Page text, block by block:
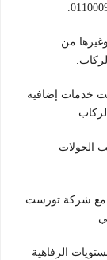
من
خدمات إضافية
الجولات
مع شركة تورست
الرفاهية